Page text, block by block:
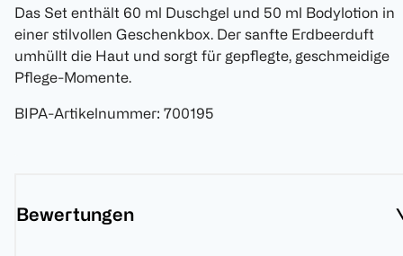
Das Set enthält 60 ml Duschgel und 50 ml Bodylotion in
einer stilvollen Geschenkbox. Der sanfte Erdbeerduft
umhüllt die Haut und sorgt für gepflegte, geschmeidige
Pflege-Momente.
BIPA-Artikelnummer: 700195
Bewertungen